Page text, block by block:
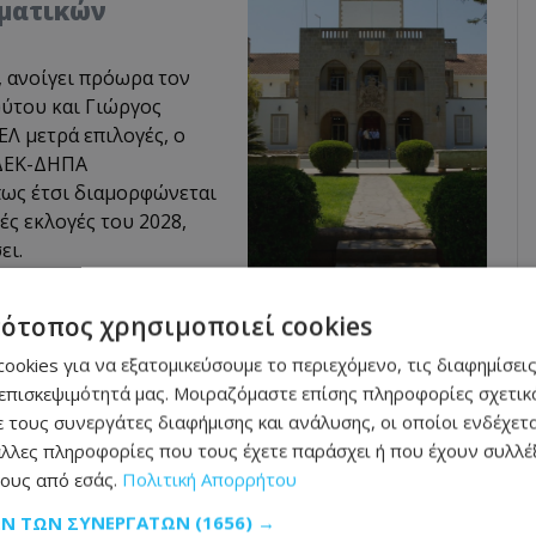
ανοίγει πρόωρα τον
και Γιώργος
μετρά επιλογές, ο
ΔΗΠΑ
έτσι διαμορφώνεται
εκλογές του 2028,
Οκτωβρίου 2025, από τον Μόνιμο
απευθυνόμενη προς τον Γενικό
Ασφαλείας
να επιστήσω την προσοχή σας στις
χρησιμοποιεί cookies
για να εξατομικεύσουμε το περιεχόμενο, τις
μας. Μοιραζόμαστε επίσης πληροφορίες
συνεργάτες διαφήμισης και ανάλυσης, οι οποίοι
πληροφορίες που τους έχετε παράσχει ή που έχουν
από εσάς. Πολιτική Απορρήτου
ΤΩΝ ΣΥΝΕΡΓΑΤΏΝ (1656) →